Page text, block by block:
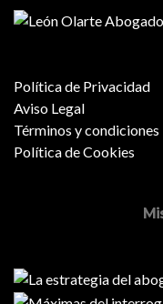
Política de Privacidad
Aviso Legal
Términos y condiciones
Política de Cookies